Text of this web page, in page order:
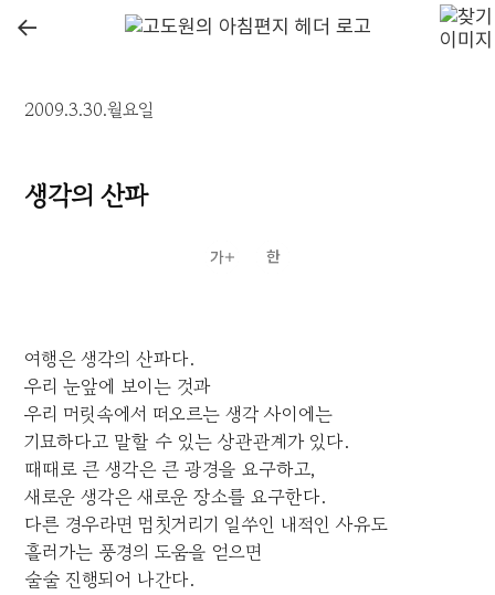
←
2009.3.30.월요일
생각의 산파
여행은 생각의 산파다.
우리 눈앞에 보이는 것과
우리 머릿속에서 떠오르는 생각 사이에는
기묘하다고 말할 수 있는 상관관계가 있다.
때때로 큰 생각은 큰 광경을 요구하고,
새로운 생각은 새로운 장소를 요구한다.
다른 경우라면 멈칫거리기 일쑤인 내적인 사유도
흘러가는 풍경의 도움을 얻으면
술술 진행되어 나간다.